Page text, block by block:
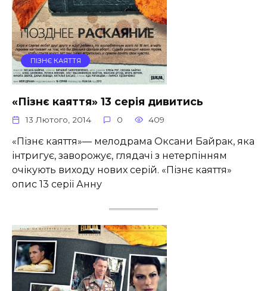
ПІЗНЄ КАЯТТЯ
«Пізнє каяття» 13 серія дивитись
13 Лютого, 2014 0 409
«Пізнє каяття»— мелодрама Оксани Байрак, яка
інтригує, заворожує, глядачі з нетерпінням
очікують виходу нових серій. «Пізнє каяття»
опис 13 серії Анну